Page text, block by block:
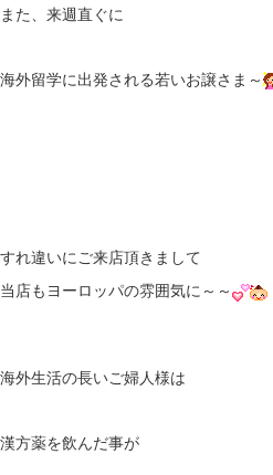
また、来週直ぐに
海外留学に出発される若いお譲さま～
すれ違いにご来店頂きまして
当店もヨーロッパの雰囲気に～～
海外生活の長いご婦人様は
漢方薬を飲んだ事が